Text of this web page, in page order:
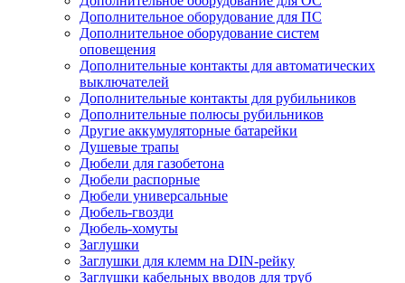
Дополнительное оборудование для ПС
Дополнительное оборудование систем
оповещения
Дополнительные контакты для автоматических
выключателей
Дополнительные контакты для рубильников
Дополнительные полюсы рубильников
Другие аккумуляторные батарейки
Душевые трапы
Дюбели для газобетона
Дюбели распорные
Дюбели универсальные
Дюбель-гвозди
Дюбель-хомуты
Заглушки
Заглушки для клемм на DIN-рейку
Заглушки кабельных вводов для труб